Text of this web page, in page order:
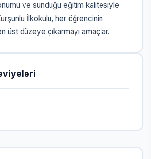
ve sunduğu eğitim kalitesiyle
İlkokulu, her öğrencinin
üst düzeye çıkarmayı amaçlar.